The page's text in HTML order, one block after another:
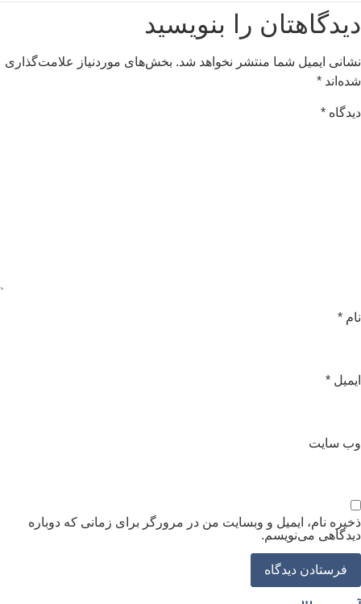
را بنویسید
ایمیل شما منتشر نخواهد شد. بخش‌های موردنیاز علامت‌گذاری
*
*
*
*
سایت
نام، ایمیل و وبسایت من در مرورگر برای زمانی که دوباره
می‌نویسم.